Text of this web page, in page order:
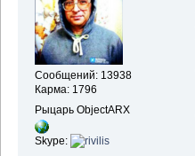
Сообщений: 13938
Карма: 1796
Рыцарь ObjectARX
Skype: